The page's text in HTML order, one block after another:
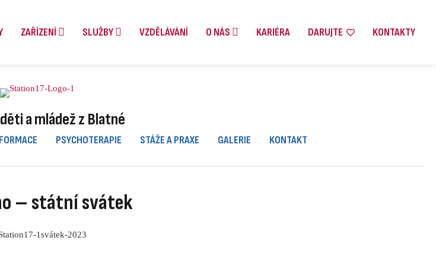
ZAŘÍZENÍ SLUŽBY VZDĚLÁVÁNÍ O NÁS KARIÉRA DARUJTE KONTAKTY
a mládež z Blatné
PSYCHOTERAPIE STÁŽE A PRAXE GALERIE KONTAKT
– státní svátek